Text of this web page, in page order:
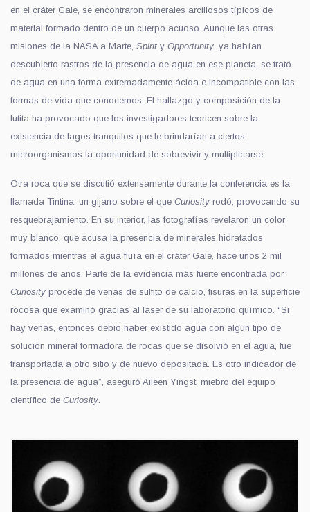
en el cráter Gale, se encontraron minerales arcillosos típicos de
material formado dentro de un cuerpo acuoso. Aunque las otras
misiones de la NASA a Marte, Spirit y Opportunity, ya habían
descubierto rastros de la presencia de agua en ese planeta, se trató
de agua en una forma extremadamente ácida e incompatible con las
formas de vida que conocemos. El hallazgo y composición de la
lutita ha provocado que los investigadores teoricen sobre la
existencia de lagos tranquilos que le brindarían a ciertos
microorganismos la oportunidad de sobrevivir y multiplicarse.
Otra roca que se discutió extensamente durante la conferencia es la
llamada Tintina, un gijarro sobre el que Curiosity rodó, provocando su
resquebrajamiento. En su interior, las fotografías revelaron un color
muy blanco, que acusa la presencia de minerales hidratados
formados mientras el agua fluía en el cráter Gale, hace unos 2 mil
millones de años. Parte de la evidencia más fuerte encontrada por
Curiosity procede de venas de sulfito de calcio, fisuras en la superficie
rocosa que examinó gracias al láser de su laboratorio químico. “Si
hay venas, entonces debió haber existido agua con algún tipo de
solución mineral formadora de rocas que se disolvió en el agua, fue
transportada a otro sitio y de nuevo depositada. Es otro indicador de
la presencia de agua”, aseguró Aileen Yingst, miebro del equipo
científico de Curiosity.